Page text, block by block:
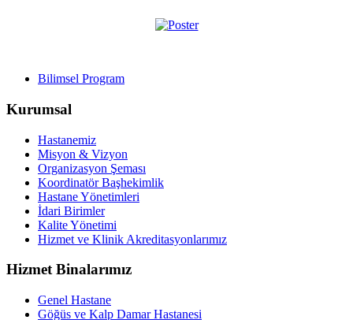
Bilimsel Program
Kurumsal
Hastanemiz
Misyon & Vizyon
Organizasyon Şeması
Koordinatör Başhekimlik
Hastane Yönetimleri
İdari Birimler
Kalite Yönetimi
Hizmet ve Klinik Akreditasyonlarımız
Hizmet Binalarımız
Genel Hastane
Göğüs ve Kalp Damar Hastanesi